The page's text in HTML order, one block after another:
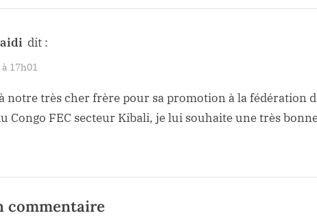
“Haut-
Uele/
Diwindji
Cédric
opérateurs
dit :
17h01
notre très cher frère pour sa promotion à la fédération
Congo FEC secteur Kibali, je lui souhaite une très
commentaire